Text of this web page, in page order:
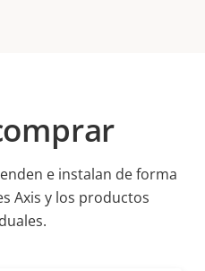
e instalan de forma
Axis y los productos